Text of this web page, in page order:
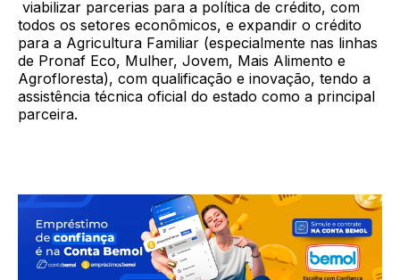
viabilizar parcerias para a política de crédito, com
todos os setores econômicos, e expandir o crédito
para a Agricultura Familiar (especialmente nas linhas
de Pronaf Eco, Mulher, Jovem, Mais Alimento e
Agrofloresta), com qualificação e inovação, tendo a
assistência técnica oficial do estado como a principal
parceira.